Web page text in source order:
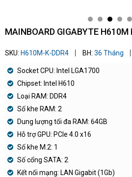
MAINBOARD GIGABYTE H610M
SKU: H610M-K-DDR4 BH: 36 Tháng
Socket CPU: Intel LGA1700
Chipset: Intel H610
Loại RAM: DDR4
Số khe RAM: 2
Dung lượng tối đa RAM: 64GB
Hỗ trợ GPU: PCIe 4.0 x16
Số khe M.2: 1
Số cổng SATA: 2
Kết nối mạng: LAN Gigabit (1Gb)